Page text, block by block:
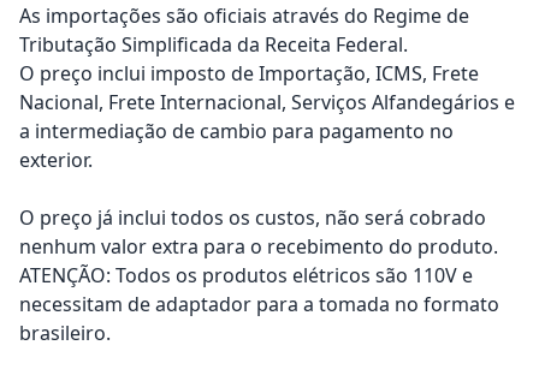
As importações são oficiais através do Regime de
Tributação Simplificada da Receita Federal.
O preço inclui imposto de Importação, ICMS, Frete
Nacional, Frete Internacional, Serviços Alfandegários e
a intermediação de cambio para pagamento no
exterior.
O preço já inclui todos os custos, não será cobrado
nenhum valor extra para o recebimento do produto.
ATENÇÃO: Todos os produtos elétricos são 110V e
necessitam de adaptador para a tomada no formato
brasileiro.